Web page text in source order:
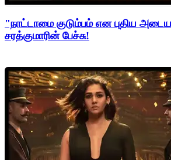
"நாட்டாமை குடும்பம் என புதிய
சரத்குமாரின் பேச்சு!